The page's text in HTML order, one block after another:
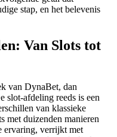
stap, en het belevenis
Van Slots tot
van DynaBet, dan
slot-afdeling reeds is een
van klassieke
met duizenden manieren
ervaring, verrijkt met